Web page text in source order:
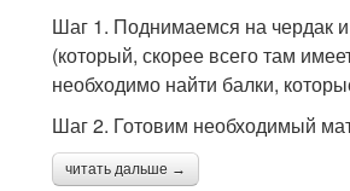
Шаг 1. Поднимаемся на чердак
(который, скорее всего там
необходимо найти балки,
Шаг 2. Готовим необходимый
читать дальше →